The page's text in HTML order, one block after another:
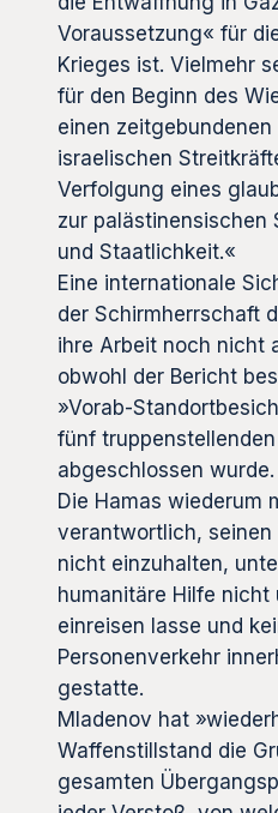
Voraussetzung« für
Krieges ist. Vielmehr
für den Beginn des
einen
israelischen
Verfolgung eines
zur palästinensischen
und Staatlichkeit.«
Eine internationale
der Schirmherrschaft
ihre Arbeit noch nicht
obwohl der Bericht
»Vorab-
fünf
abgeschlossen wurde.
Die Hamas wiederum
verantwortlich, seinen
nicht einzuhalten,
humanitäre Hilfe nicht
einreisen lasse und
Personenverkehr
gestatte.
Mladenov hat
Waffenstillstand die
gesamten